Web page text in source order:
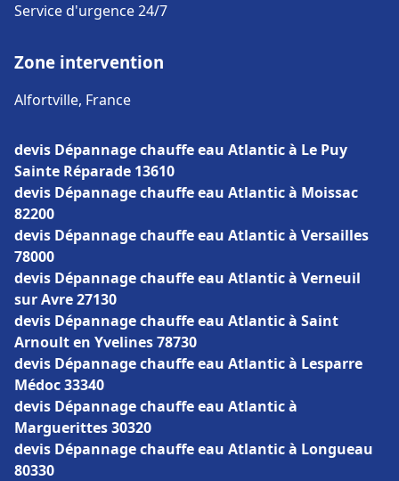
Service d'urgence 24/7
Zone intervention
Alfortville, France
devis Dépannage chauffe eau Atlantic à Le Puy
Sainte Réparade 13610
devis Dépannage chauffe eau Atlantic à Moissac
82200
devis Dépannage chauffe eau Atlantic à Versailles
78000
devis Dépannage chauffe eau Atlantic à Verneuil
sur Avre 27130
devis Dépannage chauffe eau Atlantic à Saint
Arnoult en Yvelines 78730
devis Dépannage chauffe eau Atlantic à Lesparre
Médoc 33340
devis Dépannage chauffe eau Atlantic à
Marguerittes 30320
devis Dépannage chauffe eau Atlantic à Longueau
80330